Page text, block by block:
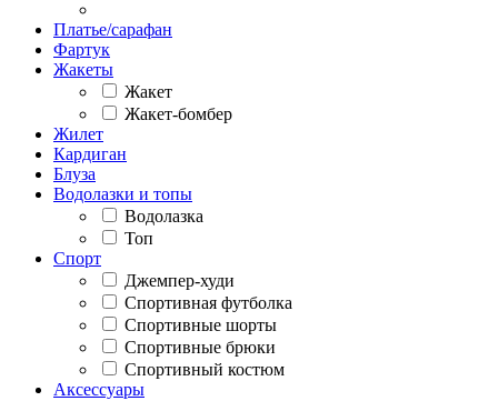
Платье/сарафан
Фартук
Жакеты
Жакет
Жакет-бомбер
Жилет
Кардиган
Блуза
Водолазки и топы
Водолазка
Топ
Спорт
Джемпер-худи
Спортивная футболка
Спортивные шорты
Спортивные брюки
Спортивный костюм
Аксессуары